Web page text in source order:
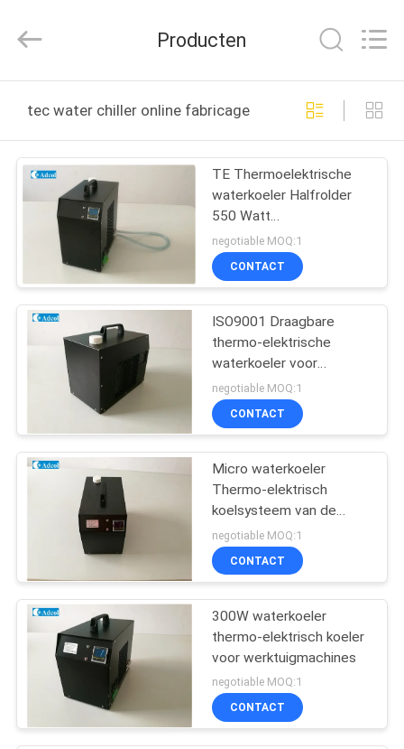
PRODUCTEN
VIDEO'S
ONGEVEER
ONS
FABRIEKSREIS
KWALITEITSCONTROLE
CONTACT
NIEUWS
GEVALLEN
SITEMAP
(Guangzhou)
Rights
Producten
tec water chiller online fabricage
TE Thermoelektrische
waterkoeler Halfrolder
550 Watt
Verwarmcapaciteit
negotiable MOQ:1
CONTACT
ISO9001 Draagbare
thermo-elektrische
waterkoeler voor
buitenapparatuur
negotiable MOQ:1
CONTACT
Micro waterkoeler
Thermo-elektrisch
koelsysteem van de
assemblage 90VAC ~
265VAC Inlaatspanning
negotiable MOQ:1
CONTACT
300W waterkoeler
thermo-elektrisch koeler
voor werktuigmachines
negotiable MOQ:1
CONTACT